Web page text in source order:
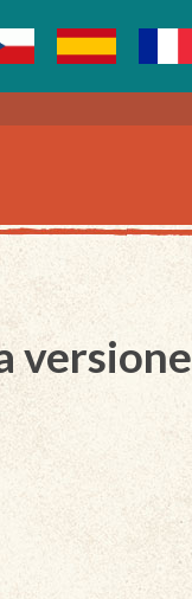
versione